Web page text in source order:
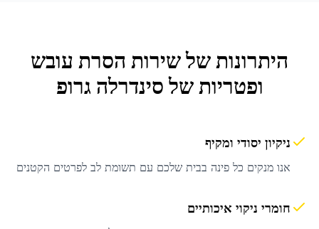
היתרונות של שירות הסרת עובש
ופטריות של סינדרלה גרופ
ניקיון יסודי ומקיף
אנו מנקים כל פינה בבית שלכם עם תשומת לב לפרטים הקטנים
חומרי ניקוי איכותיים